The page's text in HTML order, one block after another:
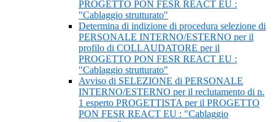
PROGETTO PON FESR REACT EU :
"Cablaggio strutturato"
Determina di indizione di procedura selezione di
PERSONALE INTERNO/ESTERNO per il
profilo di COLLAUDATORE per il
PROGETTO PON FESR REACT EU :
"Cablaggio strutturato"
Avviso di SELEZIONE di PERSONALE
INTERNO/ESTERNO per il reclutamento di n.
1 esperto PROGETTISTA per il PROGETTO
PON FESR REACT EU : "Cablaggio